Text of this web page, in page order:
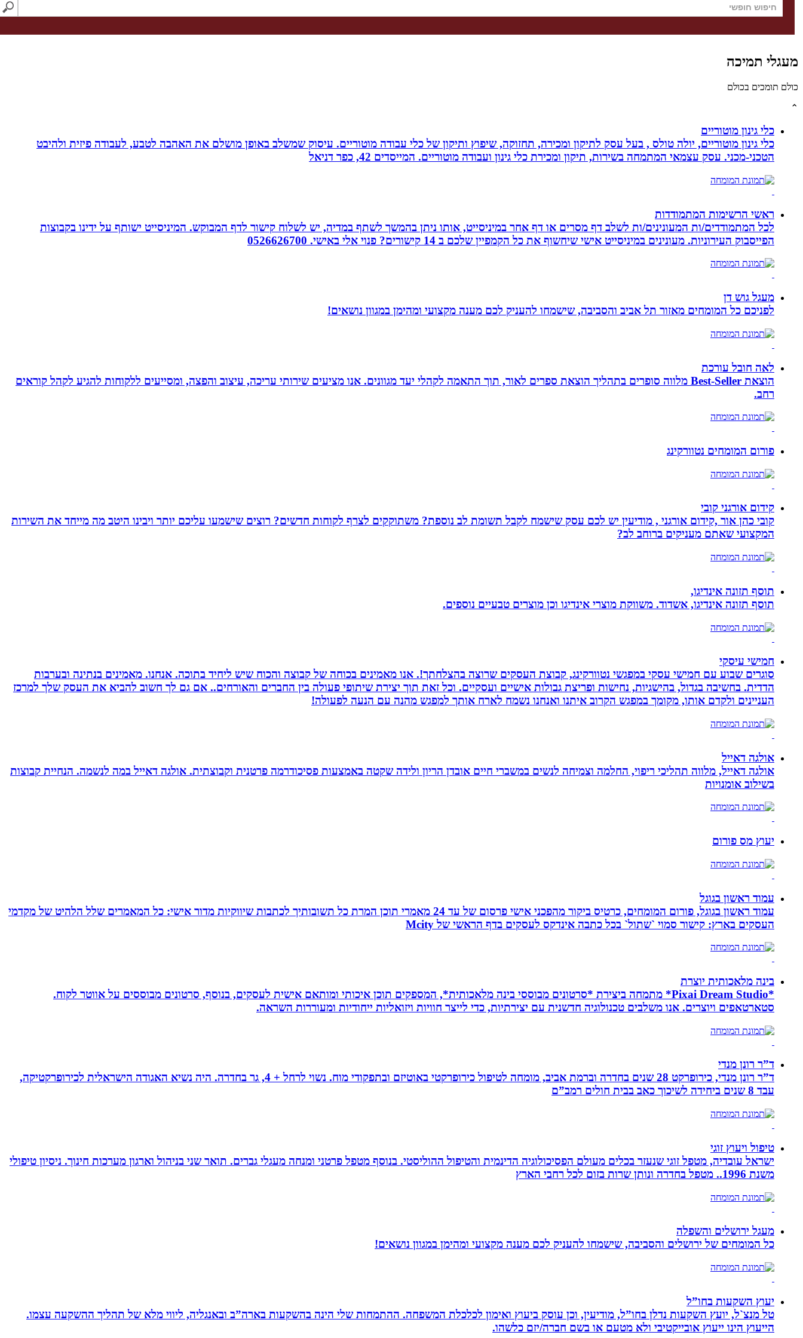
מעגלי תמיכה
כולם תומכים בכולם
⌃
כלי גינון מוטוריים
כלי גינון מוטוריים, יולה טולס , בעל עסק לתיקון ומכירה, תחזוקה, שיפוץ ותיקון של כלי עבודה מוטוריים. עיסוק שמשלב באופן מושלם את האהבה לטבע, לעבודה פיזית ולהיבט
הטכני-מכני. עסק עצמאי המתמחה בשירות, תיקון ומכירת כלי גינון ועבודה מוטוריים. המייסדים 42, כפר דניאל
ראשי הרשימות המתמודדות
לכל המתמודדים/ות המעונינים/ות לשלב דף מסרים או דף אחר במיניסייט, אותו ניתן בהמשך לשתף במדיה, יש לשלוח קישור לדף המבוקש. המיניסייט ישותף על ידינו בקבוצות
הפייסבוק העירוניות. מעונינים במיניסייט אישי שיחשוף את כל הקמפיין שלכם ב 14 קישורים? פנוי אלי באישי. 0526626700
מעגל גוש דן
לפניכם כל המומחים מאזור תל אביב והסביבה, שישמחו להעניק לכם מענה מקצועי ומהימן במגוון נושאים!
לאה חובל עורכת
הוצאת Best-Seller מלווה סופרים בתהליך הוצאת ספרים לאור, תוך התאמה לקהלי יעד מגוונים. אנו מציעים שירותי עריכה, עיצוב והפצה, ומסייעים ללקוחות להגיע לקהל קוראים
רחב.
פורום המומחים נטוורקינג
קידום אורגני קובי
קובי כהן אור ,קידום אורגני , מודיעין יש לכם עסק שישמח לקבל תשומת לב נוספת? משתוקקים לצרף לקוחות חדשים? רוצים שישמעו עליכם יותר ויבינו היטב מה מייחד את השירות
המקצועי שאתם מעניקים ברוחב לב?
תוסף תזונה אינדיגו,
תוסף תזונה אינדיגו, אשדוד. משווקת מוצרי אינדיגו וכן מוצרים טבעיים נוספים.
חמישי עיסקי
סוגרים שבוע עם חמישי עסקי במפגשי נטוורקינג, קבוצת העסקים שרוצה בהצלחתך!. אנו מאמינים בכוחה של קבוצה והכוח שיש ליחיד בתוכה. אנחנו. מאמינים בנתינה ובערבות
הדדית. בחשיבה בגדול, בהישגיות, נחישות ופריצת גבולות אישיים ועסקיים. וכל זאת תוך יצירת שיתופי פעולה בין החברים והאורחים.. אם גם לך חשוב להביא את העסק שלך למרכז
העניינים ולקדם אותו, מקומך במפגש הקרוב איתנו ואנחנו נשמח לארח אותך למפגש מהנה עם הנעה לפעולה!
אולגה דאייל
אולגה דאייל, מלווה תהליכי ריפוי, החלמה וצמיחה לנשים במשברי חיים אובדן הריון ולידה שקטה באמצעות פסיכודרמה פרטנית וקבוצתית. אולגה דאייל במה לנשמה. ‏הנחיית קבוצות
בשילוב אומנויות‏
יעוץ מס פורום
עמוד ראשון בגוגל
עמוד ראשון בגוגל, פורום המומחים, כרטיס ביקור מהפכני אישי פרסום של עד 24 מאמרי תוכן המרת כל תשובותיך לכתבות שיווקיות מדור אישי: כל המאמרים שלל הלהיט של מקדמי
העסקים בארץ: קישור סמוי `שתול` בכל כתבה אינדקס לעסקים בדף הראשי של Mcity
בינה מלאכותית יוצרת
*Pixai Dream Studio* מתמחה ביצירת *סרטונים מבוססי בינה מלאכותית*, המספקים תוכן איכותי ומותאם אישית לעסקים, בנוסף, סרטונים מבוססים על אווטר לקוח.
סטארטאפים ויוצרים. אנו משלבים טכנולוגיה חדשנית עם יצירתיות, כדי לייצר חוויות ויזואליות ייחודיות ומעוררות השראה.
ד”ר רונן מנדי
ד”ר רונן מנדי, כירופרקט 28 שנים בחדרה וברמת אביב, מומחה לטיפול כירופרקטי באוטיזם ובתפקודי מוח. נשוי לרחל + 4, גר בחדרה. היה נשיא האגודה הישראלית לכירופרקטיקה,
עבד 8 שנים ביחידה לשיכוך כאב בבית חולים רמב”ם
טיפול ויעוץ זוגי
ישראל עובדיה, מטפל זוגי שנעזר בכלים מעולם הפסיכולוגיה הדינמית והטיפול ההוליסטי. בנוסף מטפל פרטני ומנחה מעגלי גברים. תואר שני בניהול וארגון מערכות חינוך. ניסיון טיפולי
משנת 1996.. מטפל בחדרה ונותן שרות בזום לכל רחבי הארץ
מעגל ירושלים והשפלה
כל המומחים של ירושלים והסביבה, שישמחו להעניק לכם מענה מקצועי ומהימן במגוון נושאים!
יעוץ השקעות בחו”ל
טל מנצ`ל, יועץ השקעות נדלן בחו”ל, מודיעין, וכן עוסק ביעוץ ואימון לכלכלת המשפחה. ההתמחות שלי הינה בהשקעות בארה”ב ובאנגליה, ליווי מלא של תהליך ההשקעה עצמו.
הייעוץ הינו ייעוץ אובייקטיבי ולא מטעם או בשם חברה/יזם כלשהו.